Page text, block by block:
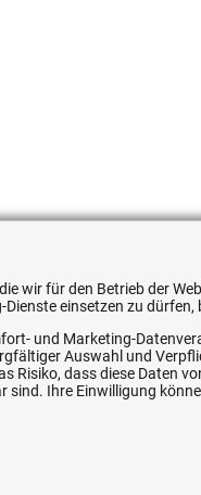
& Service
wir für den Betrieb der
einsetzen zu
und Marketing-
Auswahl und
Risiko, dass diese Daten
Ihre Einwilligung